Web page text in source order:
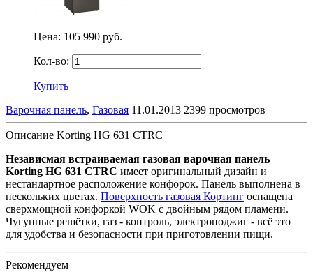
Цена: 105 990 руб.
Кол-во:
Купить
Варочная панель, Газовая 11.01.2013 2399 просмотров
Описание Korting HG 631 CTRC
Независмая встраиваемая газовая варочная панель
Korting HG 631 CTRC имеет оригинальный дизайн и
нестандартное расположение конфорок. Панель выполнена в
нескольких цветах. Поверхность газовая Кортинг оснащена
сверхмощной конфоркой WOK с двойным рядом пламени.
Чугунные решётки, газ - контроль, электроподжиг - всё это
для удобства и безопасности при приготовлении пищи.
Рекомендуем